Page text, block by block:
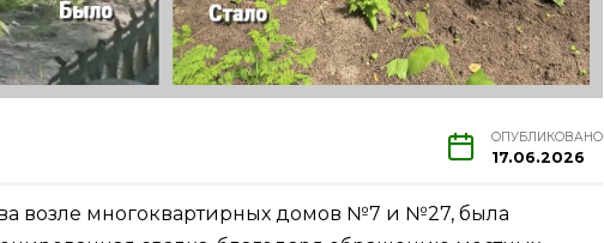
ОПУБЛИКОВАНО
17.06.2026
возле многоквартирных домов №7 и №27, была